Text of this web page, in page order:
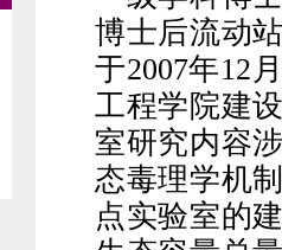
博士后流动
于2007年12
工程学院建
室研究内容
态毒理学机
点实验室的